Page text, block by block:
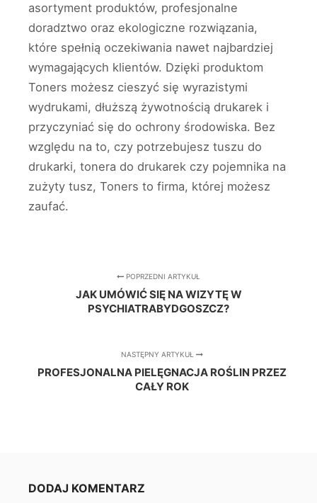
asortyment produktów, profesjonalne
doradztwo oraz ekologiczne rozwiązania,
które spełnią oczekiwania nawet najbardziej
wymagających klientów. Dzięki produktom
Toners możesz cieszyć się wyrazistymi
wydrukami, dłuższą żywotnością drukarek i
przyczyniać się do ochrony środowiska. Bez
względu na to, czy potrzebujesz tuszu do
drukarki, tonera do drukarek czy pojemnika na
zużyty tusz, Toners to firma, której możesz
zaufać.
POPRZEDNI ARTYKUŁ
JAK UMÓWIĆ SIĘ NA WIZYTĘ W
PSYCHIATRABYDGOSZCZ?
NASTĘPNY ARTYKUŁ
PROFESJONALNA PIELĘGNACJA ROŚLIN PRZEZ
CAŁY ROK
DODAJ KOMENTARZ